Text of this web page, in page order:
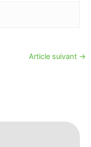
Article suivant →